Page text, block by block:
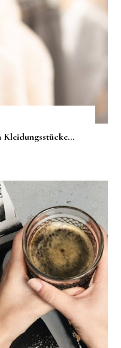
Kleidungsstücke...